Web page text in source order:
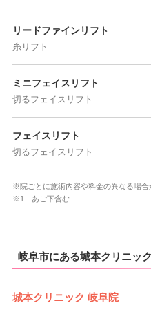
リードファインリフト
糸リフト
ミニフェイスリフト
切るフェイスリフト
フェイスリフト
切るフェイスリフト
※院ごとに施術内容や料金の異なる場合
※1…あご下含む
岐阜市にある城本クリニッ
城本クリニック 岐阜院